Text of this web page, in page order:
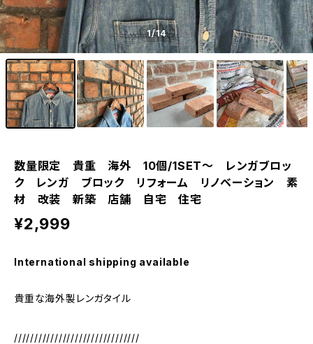
1/14
数量限定 貴重 海外 10個/1SET～ レンガブロッ
ク レンガ ブロック リフォーム リノベーション 素
材 改装 新築 店舗 自宅 住宅
¥2,999
International shipping available
貴重な海外製レンガタイル
///////////////////////////////